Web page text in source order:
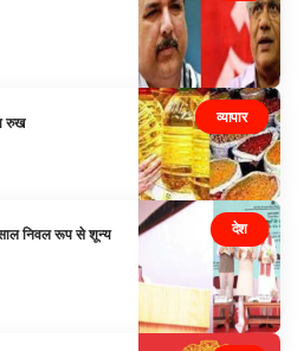
व्यापार
रुख
देश
साल निवल रूप से शून्य